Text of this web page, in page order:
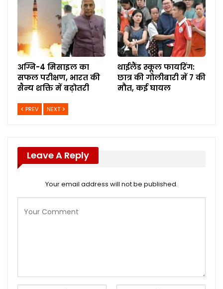
अग्नि-4 मिसाइल का
सफल परीक्षण, भारत की
सैन्य शक्ति में बढ़ोतरी
थाईलैंड स्कूल फायरिंग:
छात्र की गोलीबारी में 7 की
मौत, कई घायल
PREV NEXT
Leave A Reply
Your email address will not be published.